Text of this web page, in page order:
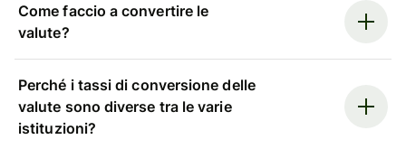
Come faccio a convertire le
valute?
Perché i tassi di conversione delle
valute sono diverse tra le varie
istituzioni?